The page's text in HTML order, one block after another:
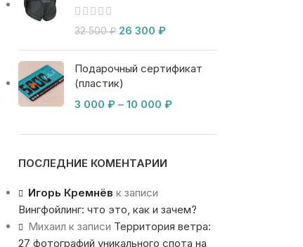
32 500₽ 26 300 ₽
Подарочный сертификат
(пластик)
3 000 ₽ – 10 000 ₽
ПОСЛЕДНИЕ КОМЕНТАРИИ
Игорь Кремнёв к записи
Вингфойлинг: что это, как и зачем?
Михаил к записи Территория ветра:
27 фотографий уникального спота на